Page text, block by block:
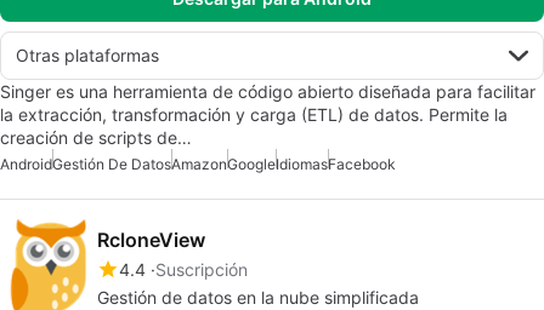
Otras plataformas
Singer es una herramienta de código abierto diseñada para facilitar
la extracción, transformación y carga (ETL) de datos. Permite la
creación de scripts de…
AndroidGestión De DatosAmazonGoogleIdiomasFacebook
RcloneView
4.4 Suscripción
Gestión de datos en la nube simplificada